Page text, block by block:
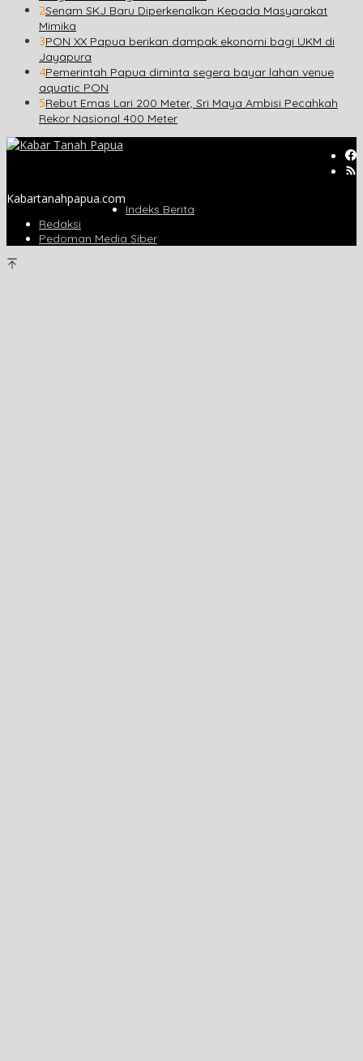
2Senam SKJ Baru Diperkenalkan Kepada Masyarakat
Mimika
3PON XX Papua berikan dampak ekonomi bagi UKM di
Jayapura
4Pemerintah Papua diminta segera bayar lahan venue
aquatic PON
5Rebut Emas Lari 200 Meter, Sri Maya Ambisi Pecahkah
Rekor Nasional 400 Meter
Kabartanahpapua.com
Indeks Berita
Redaksi
Pedoman Media Siber